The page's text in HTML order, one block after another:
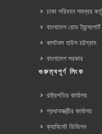
ঢাকা পরিবহন সমন্বয়
বাংলাদেশ রোড
কাস্টমস হাউস চট্টগ্রাম
বাংলাদেশ সরকার
গুরুত্বপূর্ণ লিংক
রাষ্ট্রপতির কার্যালয়
প্রধানমন্ত্রীর কার্যালয়
ক্যাবিনেট ডিভিশন